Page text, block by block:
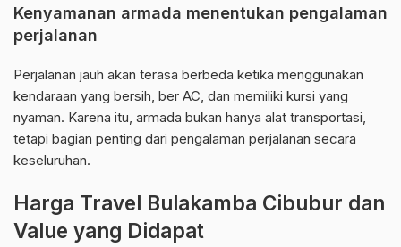
Kenyamanan armada menentukan pengalaman
perjalanan
Perjalanan jauh akan terasa berbeda ketika menggunakan
kendaraan yang bersih, ber AC, dan memiliki kursi yang
nyaman. Karena itu, armada bukan hanya alat transportasi,
tetapi bagian penting dari pengalaman perjalanan secara
keseluruhan.
Harga Travel Bulakamba Cibubur dan
Value yang Didapat